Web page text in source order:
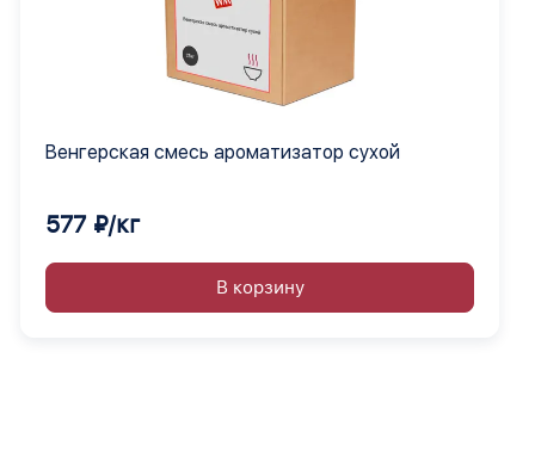
Венгерская смесь ароматизатор сухой
577 ₽/кг
В корзину